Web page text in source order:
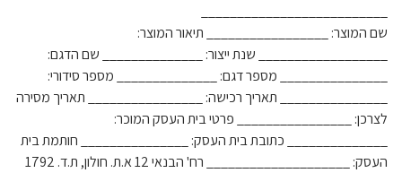
שם המוצר: _________________ תיאור המוצר:
__________________ שנת ייצור: ______________ שם הדגם:
_______________ מספר דגם: ______________ מספר סידורי:
_______________ תאריך רכישה: ________________ תאריך מסירה
לצרכן: ________________ פרטי בית העסק המוכר:
______________ כתובת בית העסק: _______________ חותמת בית
העסק: ____________________ רח' הבנאי 12 א.ת. חולון, ת.ד. 1792